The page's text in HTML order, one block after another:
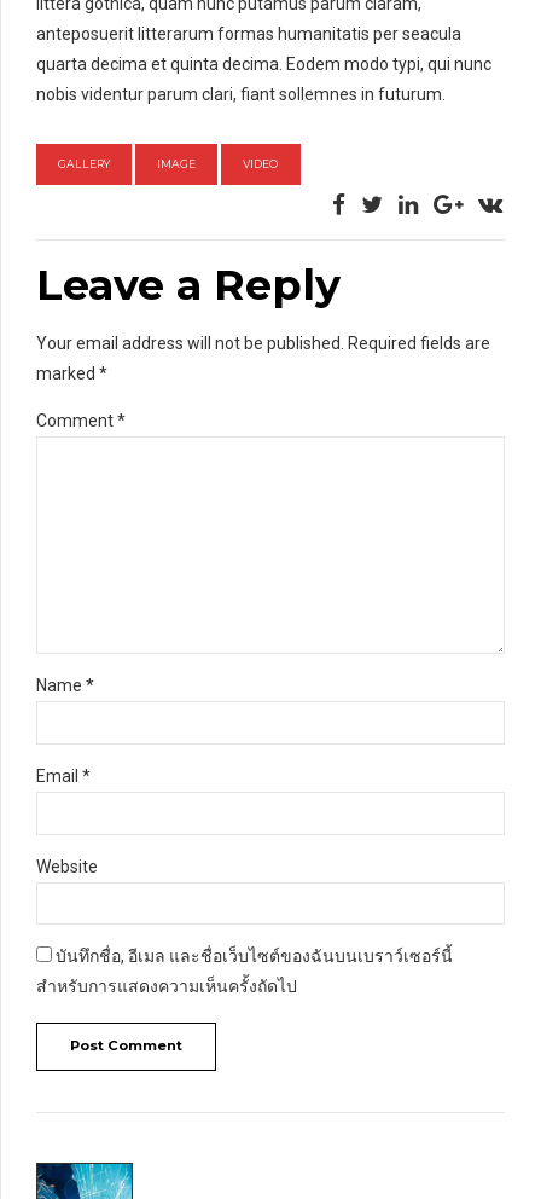
anteposuerit litterarum formas humanitatis per seacula
quarta decima et quinta decima. Eodem modo typi, qui nunc
nobis videntur parum clari, fiant sollemnes in futurum.
GALLERY IMAGE VIDEO
Leave a Reply
Your email address will not be published. Required fields are
marked *
Comment*
Name *
Email *
Website
บันทึกชื่อ, อีเมล และชื่อเว็บไซต์ของฉันบนเบราว์เซอร์นี้
สำหรับการแสดงความเห็นครั้งถัดไป
Post Comment